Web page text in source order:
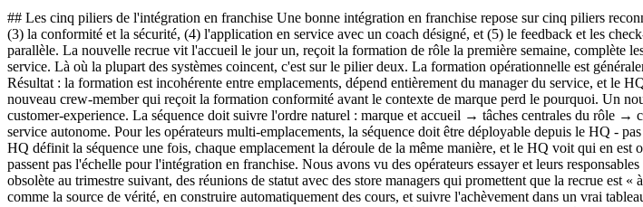
## Les cinq piliers de l'intégration en franchise Une bonne intégration en franchise repose sur cinq piliers
(3) la conformité et la sécurité, (4) l'application en service avec un coach désigné, et (5) le feedback et les
parallèle. La nouvelle recrue vit l'accueil le jour un, reçoit la formation de rôle la première semaine, complète
service. Là où la plupart des systèmes coincent, c'est sur le pilier deux. La formation opérationnelle est
Résultat : la formation est incohérente entre emplacements, dépend entièrement du manager du service, et le
nouveau crew-member qui reçoit la formation conformité avant le contexte de marque perd le pourquoi. Un
customer-experience. La séquence doit suivre l'ordre naturel : marque et accueil → tâches centrales du rôle
service autonome. Pour les opérateurs multi-emplacements, la séquence doit être déployable depuis le HQ -
HQ définit la séquence une fois, chaque emplacement la déroule de la même manière, et le HQ voit qui en
passent pas l'échelle pour l'intégration en franchise. Nous avons vu des opérateurs essayer et leurs
obsolète au trimestre suivant, des réunions de statut avec des store managers qui promettent que la recrue
comme la source de vérité, en construire automatiquement des cours, et suivre l'achèvement dans un vrai